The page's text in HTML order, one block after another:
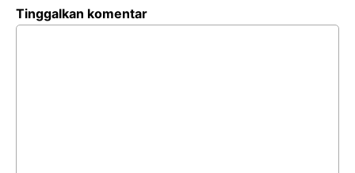
Tinggalkan komentar
Komentar